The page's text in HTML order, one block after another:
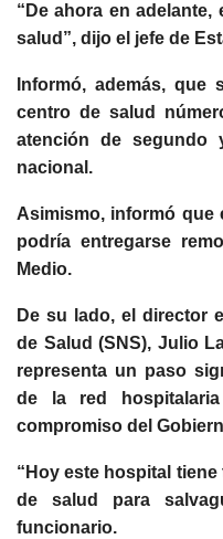
“De ahora en
salud”, dijo el jefe de
Informó, además, que
centro de salud
atención de segundo
nacional.
Asimismo, informó que
podría entregarse
Medio.
De su lado, el director
de Salud (SNS), Julio
representa un paso
de la red
compromiso del
“Hoy este hospital
de salud para
funcionario.